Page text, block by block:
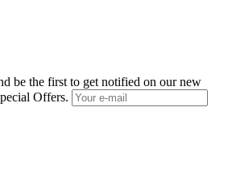
be the first to get notified on our new
Offers.